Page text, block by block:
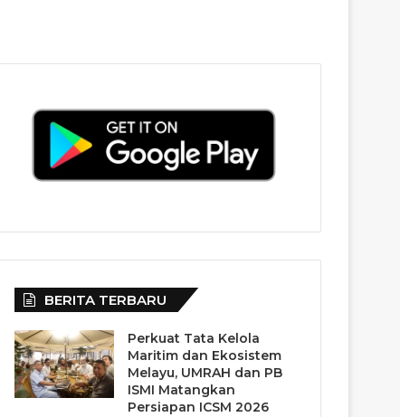
BERITA TERBARU
Perkuat Tata Kelola
Maritim dan Ekosistem
Melayu, UMRAH dan PB
ISMI Matangkan
Persiapan ICSM 2026